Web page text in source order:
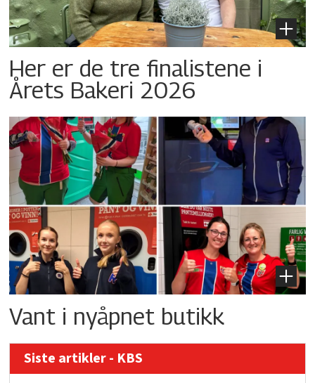
Her er de tre finalistene i
Årets Bakeri 2026
Vant i nyåpnet butikk
Siste artikler - KBS